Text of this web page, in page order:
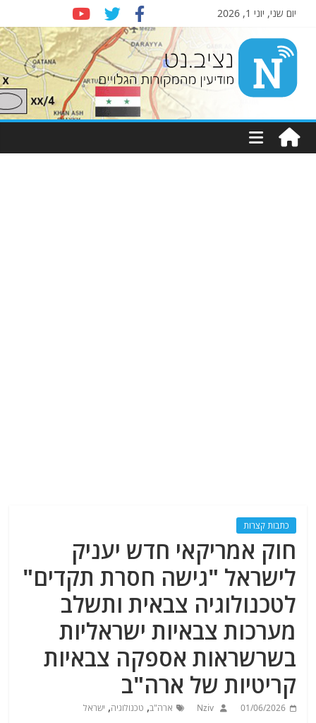
יום שני, יוני 1, 2026
Nziv.net
מודיעין
מהמקורות
כתבות קצרות
חוק אמריקאי חדש יעניק
לישראל "גישה חסרת תקדים"
לטכנולוגיה צבאית ותשלב
מערכות צבאיות ישראליות
בשרשראות אספקה ​​צבאיות
קריטיות של ארה"ב
01/06/2026
Nziv ארה"ב, טכנולוגיה, ישראל